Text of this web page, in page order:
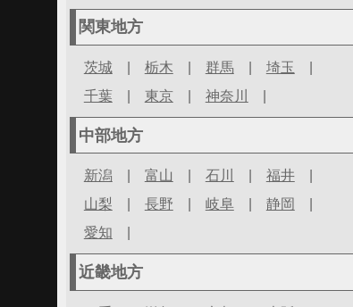
関東地方
茨城| 栃木 | 群馬 | 埼玉 |
千葉| 東京| 神奈川 |
中部地方
新潟 富山 石川 福井|
山梨
長野 岐阜| 静岡
愛知
近畿地方